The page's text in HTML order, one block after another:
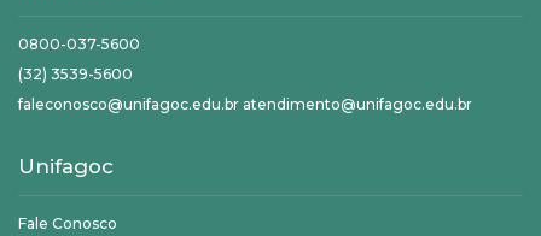
0800-037-5600
(32) 3539-5600
faleconosco@unifagoc.edu.br atendimento@unifagoc.edu.br
Unifagoc
Fale Conosco